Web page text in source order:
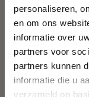
personaliseren,
en om ons
informatie over
partners voor
partners kunnen
informatie die u
verzameld op
Van8 augustus
verband met de
Vanaf maandag
klaar!